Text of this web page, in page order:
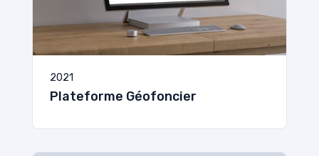
2021
Plateforme Géofoncier